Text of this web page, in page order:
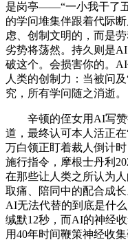
是岗亭——“一小我干了
的学问堆集伴跟着代际
虑、创制文明的，而是
劣势将荡然。持久则是
破这个。会损害你的。
人类的创制力：当被问
究，所有学问随之消逝。
辛顿的侄女用AI写赞
道，最终认可本人活正
万白领正盯着裁人倒计
施行指令，摩根士丹利
在那些让人类之所认为
取痛、陪同中的配合成
AI无法代替的到底是什
缄默12秒，而AI的神经
用40年时间鞭策神经收